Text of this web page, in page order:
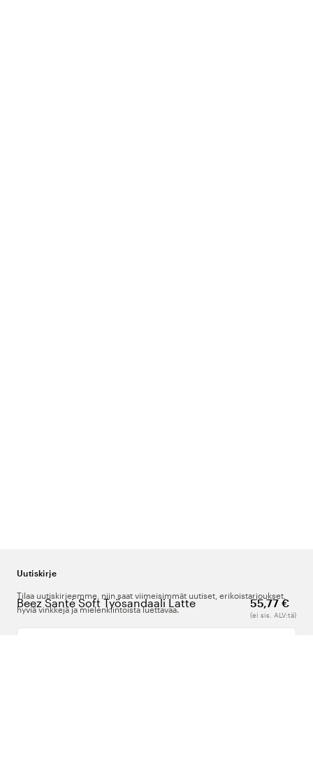
Beez Santé Soft Työsandaali Latte 55,77 €
(ei sis. ALV:tä)
Uutiskirje
Tilaa uutiskirjeemme, niin saat viimeisimmät uutiset, erikoistarjoukset,
hyviä vinkkejä ja mielenkiintoista luettavaa.
Kirjoita sähköpostiosoitteesi